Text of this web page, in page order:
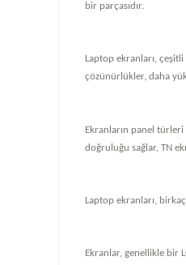
bir parçasıdır.
Laptop ekranları,
çözünürlükler, daha
Ekranların panel türleri
doğruluğu sağlar, TN
Laptop ekranları,
Ekranlar, genellikle bir